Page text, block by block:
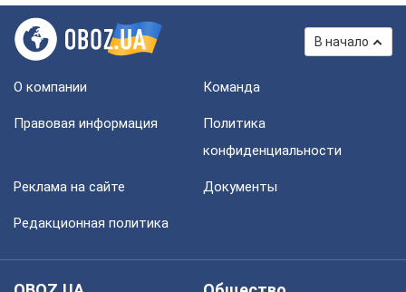
В начало
О компании Команда
Правовая информация
Политика
конфиденциальности
Реклама на сайте Документы
Редакционная политика